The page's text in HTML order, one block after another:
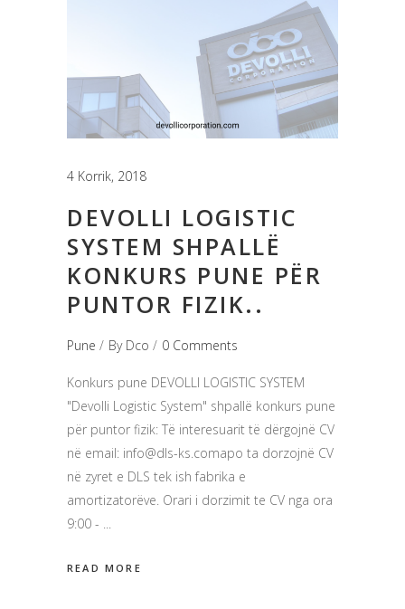
4 Korrik, 2018
DEVOLLI LOGISTIC
SYSTEM SHPALLË
KONKURS PUNE PËR
PUNTOR FIZIK..
Pune By Dco 0 Comments
Konkurs pune DEVOLLI LOGISTIC SYSTEM
"Devolli Logistic System" shpallë konkurs pune
për puntor fizik: Të interesuarit të dërgojnë CV
në email: info@dls-ks.comapo ta dorzojnë CV
në zyret e DLS tek ish fabrika e
amortizatorëve. Orari i dorzimit te CV nga ora
9:00 -
READ MORE